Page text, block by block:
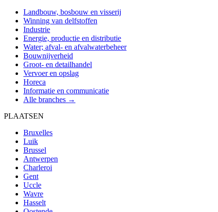
Landbouw, bosbouw en visserij
Winning van delfstoffen
Industrie
Energie, productie en distributie
Water; afval- en afvalwaterbeheer
Bouwnijverheid
Groot- en detailhandel
Vervoer en opslag
Horeca
Informatie en communicatie
Alle branches →
PLAATSEN
Bruxelles
Luik
Brussel
Antwerpen
Charleroi
Gent
Uccle
Wavre
Hasselt